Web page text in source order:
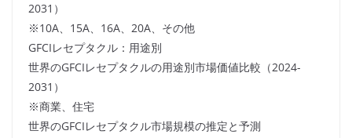
2031）
※10A、15A、16A、20A、その他
GFCIレセプタクル：用途別
世界のGFCIレセプタクルの用途別市場価値比較（2024-
2031）
※商業、住宅
世界のGFCIレセプタクル市場規模の推定と予測